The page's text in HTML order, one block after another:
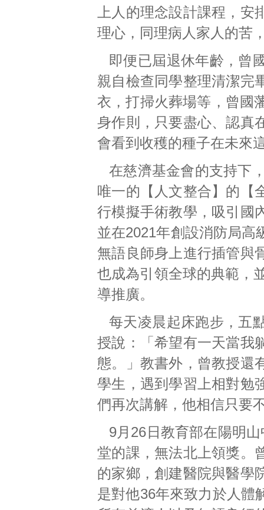
上人的理念設計課程，
理心，同理病人家人的苦
即便已屆退休年齡，曾
親自檢查同學整理清潔完
衣，打掃火葬場等，曾國
身作則，只要盡心、認真
會看到收穫的種子在未來
在慈濟基金會的支持下
唯一的【人文整合】的【
行模擬手術教學，吸引國
並在2021年創設消防局高
無語良師身上進行插管與
也成為引領全球的典範，
導推廣。
每天凌晨起床跑步，五
授說：「希望有一天當我
態。」教書外，曾教授還
學生，遇到學習上相對勉
們再次講解，他相信只要
9月26日教育部在陽明
堂的課，無法北上領獎。
的家鄉，創建醫院與醫學
是對他36年來致力於人體